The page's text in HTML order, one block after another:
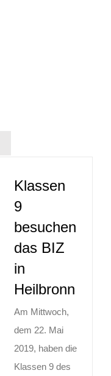
Klassen
9
besuchen
das BIZ
in
Heilbronn
Am Mittwoch,
dem 22. Mai
2019, haben die
Klassen 9 des